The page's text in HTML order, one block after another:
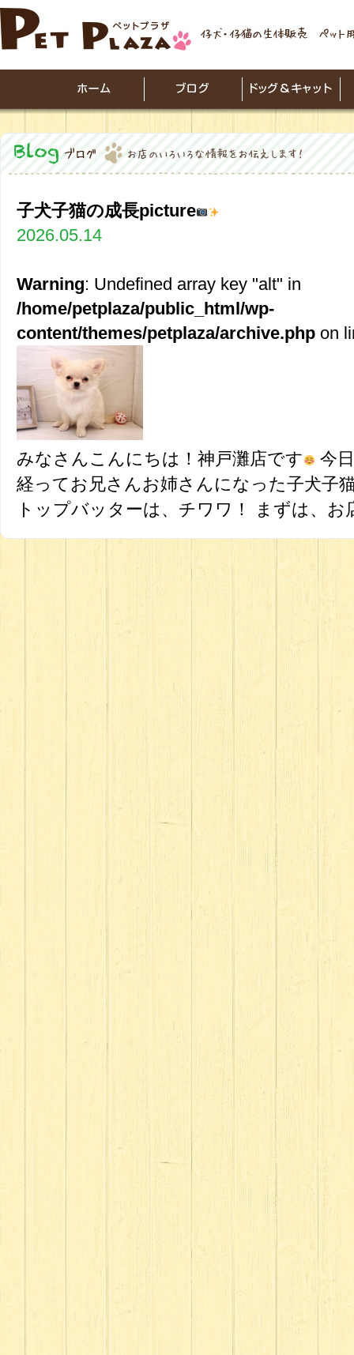
子犬子猫の成長picture
2026.05.14
Warning: Undefined array key "alt" in
/home/petplaza/public_html/wp-
content/themes/petplaza/archive.php on
みなさんこんにちは！神戸灘店です
今
経ってお兄さんお姉さんになった子犬子
トップバッターは、チワワ！ まずは、